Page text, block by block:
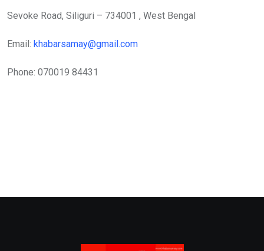
Sevoke Road, Siliguri – 734001 , West Bengal
Email: khabarsamay@gmail.com
Phone: 070019 84431